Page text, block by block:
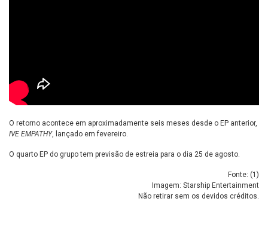
O retorno acontece em aproximadamente seis meses desde o EP anterior,
IVE EMPATHY, lançado em fevereiro.
O quarto EP do grupo tem previsão de estreia para o dia 25 de agosto.
Fonte: (1 )
Imagem: Starship Entertainment
Não retirar sem os devidos créditos.